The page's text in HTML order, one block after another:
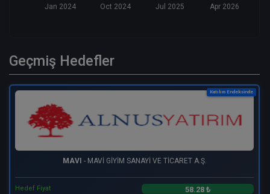
Jan 2024 Oct 2024 Jul 2025 Apr 2026
Geçmiş Hedefler
Katılım Endeksinde
MAVI - MAVİ GİYİM SANAYİ VE TİCARET A.Ş.
Hedef Fiyat 58.28 ₺